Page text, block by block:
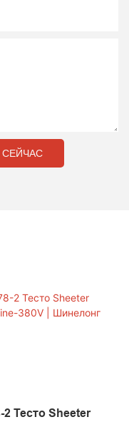
СЕЙЧАС
2 Тесто Sheeter